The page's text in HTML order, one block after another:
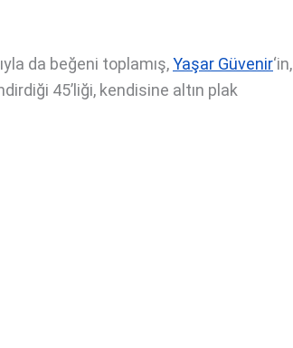
da beğeni toplamış,Yaşar Güvenir‘in,
45’liği, kendisine altın plak